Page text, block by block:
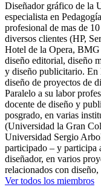
Diseñador gráfico de la
especialista en
profesional de mas de
diversos clientes (HP,
Hotel de la Opera, BMG
diseño editorial, diseño
y diseño publicitario. En
diseño de proyectos de
Paralelo a su labor
docente de diseño y
posgrado, en varias
(Universidad la Gran
Universidad Sergio
participado – y participa
diseñador, en varios
relacionados con
Ver todos los miembros